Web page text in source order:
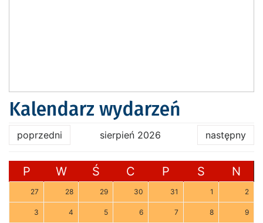
Kalendarz wydarzeń
poprzedni sierpień 2026 następny
P W Ś C P S N
27 28 29 30 31 1 2
3 4 5 6 7 8 9